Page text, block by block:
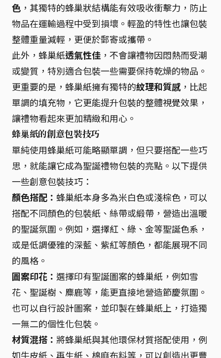
色 ，其獨特的蜂巢狀結構能有效吸收衝擊力，防止
物品在運輸過程中受到損壞。輕盈的特性也讓包裝
整體重量減輕，更便於郵寄或攜帶。
此外，蜂巢紙透氣性佳 ，不會讓禮物因悶熱而受潮
或變質，特別適合包裝一些需要保持乾燥的物品。
更重要的是，蜂巢紙擁有獨特的紋理和質感，比起
單調的填充物，它更能提升包裝的整體視覺效果，
讓禮物看起來更加精緻和用心。
蜂巢紙的創意包裝技巧
單純使用蜂巢紙可能略顯單調，但只要搭配一些巧
思，就能讓它成為聖誕禮物包裝的亮點。以下提供
一些創意包裝技巧：
顏色搭配： 蜂巢紙本身多為米白色或淺棕色，可以
搭配不同顏色的包裝紙、絲帶或緞帶，營造出溫暖
的聖誕氛圍。例如，選擇紅、綠、金等聖誕色系，
或是低調優雅的深藍、紫紅等顏色，都能展現不同
的風格。
圖案印花： 選擇印有聖誕圖案的蜂巢紙，例如雪
花、聖誕樹、麋鹿等，能更直接地營造節慶氛圍。
也可以自行設計圖案，並印製在蜂巢紙上，打造獨
一無二的個性化包裝。
材質混搭： 將蜂巢紙與其他環保材質搭配使用，例
如牛皮紙、再生紙、棉麻布料等，可以創造出更豐